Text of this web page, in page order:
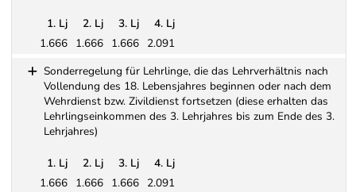
1. Lj 2. Lj 3. Lj
4. Lj
1.666 1.666 1.666 2.091
Sonderregelung für Lehrlinge, die das Lehrverhältnis nach
Vollendung des 18. Lebensjahres beginnen oder nach dem
Wehrdienst bzw. Zivildienst fortsetzen (diese erhalten das
Lehrlingseinkommen des 3. Lehrjahres bis zum Ende des 3.
Lehrjahres)
1. Lj 2. Lj 3. Lj
4. Lj
1.666 1.666 1.666 2.091